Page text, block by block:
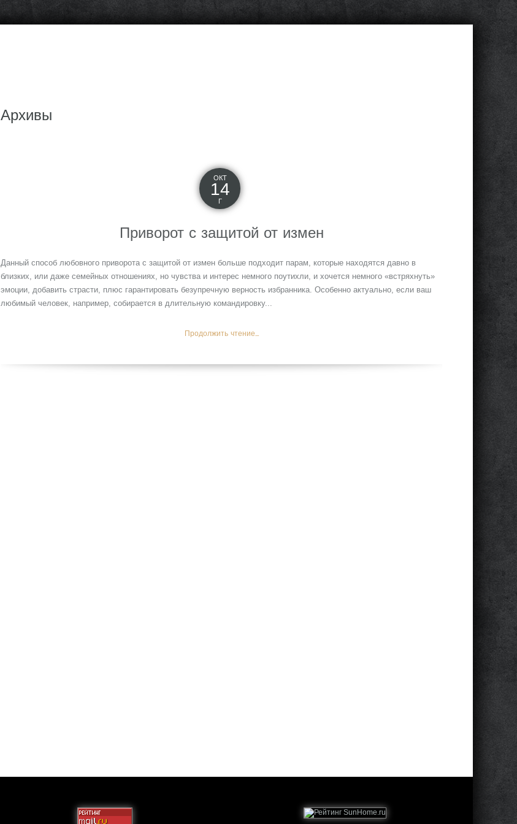
Архивы
ОКТ
14
Г
Приворот с защитой от измен
Данный способ любовного приворота с защитой от измен больше подходит парам, которые находятся давно в
близких, или даже семейных отношениях, но чувства и интерес немного поутихли, и хочется немного «встряхнуть»
эмоции, добавить страсти, плюс гарантировать безупречную верность избранника. Особенно актуально, если ваш
любимый человек, например, собирается в длительную командировку...
Продолжить чтение...